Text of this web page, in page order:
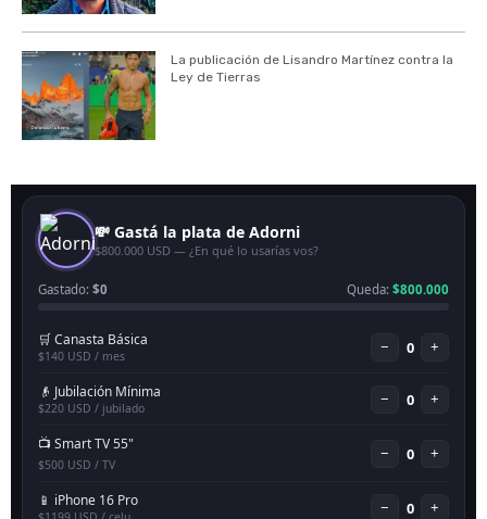
La publicación de Lisandro Martínez contra la
Ley de Tierras